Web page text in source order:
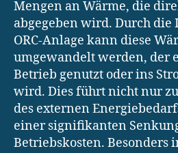
Mengen an Wärme, die
abgegeben wird. Durch
ORC-Anlage kann diese
umgewandelt werden, der
Betrieb genutzt oder ins
wird. Dies führt nicht nur
des externen
einer signifikanten
Betriebskosten. Besonders